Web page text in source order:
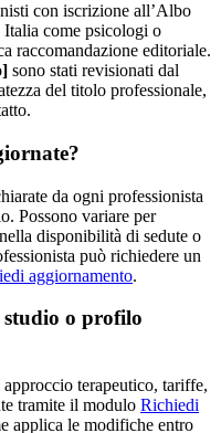
con iscrizione all’Albo
come psicologi o
raccomandazione editoriale.
sono stati revisionati dal
del titolo professionale,
da ogni professionista
Possono variare per
disponibilità di sedute o
può richiedere un
aggiornamento.
o profilo
terapeutico, tariffe,
tramite il modulo Richiedi
applica le modifiche entro